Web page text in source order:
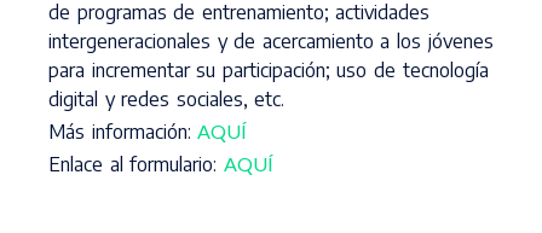
de programas de entrenamiento; actividades
intergeneracionales y de acercamiento a los jóvenes
para incrementar su participación; uso de tecnología
digital y redes sociales, etc.
Más información:AQUÍ
Enlace al formulario: AQUÍ